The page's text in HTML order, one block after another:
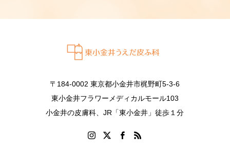
〒184-0002 東京都小金井市梶野町5-3-6
東小金井フラワーメディカルモール103
小金井の皮膚科、JR「東小金井」徒歩１分